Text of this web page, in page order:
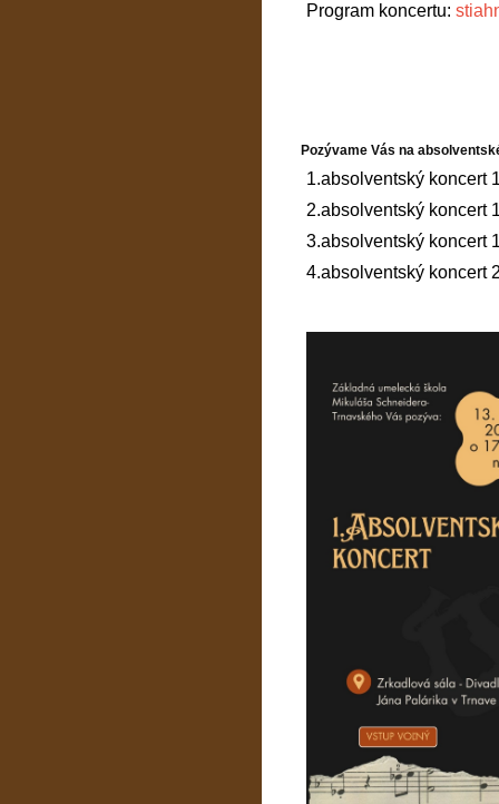
Program koncertu:
Pozývame Vás na
1.absolventský koncert
2.absolventský koncert
3.absolventský koncert
4.absolventský koncert